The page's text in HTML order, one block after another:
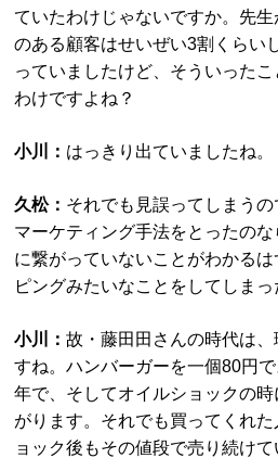
ていたわけじゃないですか。先
のある顧客はせいぜい3割くらい
っていましたけど、そういった
わけですよね？
小川： はっきり出ていましたね。
久松： それでも見誤ってしまう
マーケティング手法をとったの
に繋がっていないことがわかる
ピングみたいなことをしてしまっ
小川：故・藤田田さんの時代は
すね。ハンバーガーを一個80円
年で、そしてオイルショックの
がります。それでも買ってくれ
ョック後もその値段で売り続け